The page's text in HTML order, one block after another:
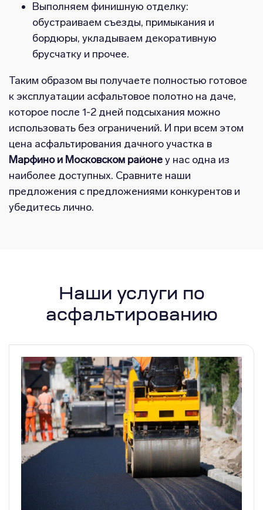
Выполняем финишную отделку:
обустраиваем съезды, примыкания и
бордюры, укладываем декоративную
брусчатку и прочее.
Таким образом вы получаете полностью готовое
к эксплуатации асфальтовое полотно на даче,
которое после 1-2 дней подсыхания можно
использовать без ограничений. И при всем этом
цена асфальтирования дачного участка в
Марфино и Московском районеу нас одна из
наиболее доступных. Сравните наши
предложения с предложениями конкурентов и
убедитесь лично.
Наши услуги по
асфальтированию